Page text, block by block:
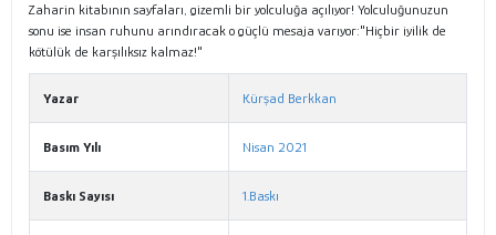
Zaharin kitabının sayfaları, gizemli bir yolculuğa açılıyor! Yolculuğunuzun
sonu ise insan ruhunu arındıracak o güçlü mesaja varıyor:"Hiçbir iyilik de
kötülük de karşılıksız kalmaz!"
Yazar Kürşad Berkkan
Basım Yılı Nisan 2021
Baskı Sayısı 1.Baskı